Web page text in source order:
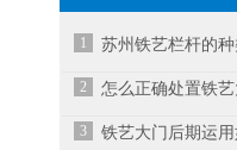
1
2
3